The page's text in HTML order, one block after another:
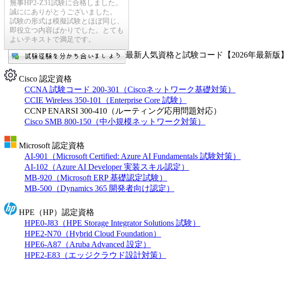
無事HP2-Z31試験に合格しました。
誠ににありがとうございました。
試験の形式は模擬試験とほぼ同じ、
即役立つ内容ばかりでした。とても
よいテキストで満足です。
最新人気資格と試験コード【2026年最新版】
Cisco 認定資格
CCNA 試験コード 200-301（Ciscoネットワーク基礎対策）
CCIE Wireless 350-101（Enterprise Core 試験）
CCNP ENARSI 300-410（ルーティング応用問題対応）
Cisco SMB 800-150（中小規模ネットワーク対策）
Microsoft 認定資格
AI-901（Microsoft Certified: Azure AI Fundamentals 試験対策）
AI-102（Azure AI Developer 実装スキル認定）
MB-920（Microsoft ERP 基礎認定試験）
MB-500（Dynamics 365 開発者向け認定）
HPE（HP）認定資格
HPE0-J83（HPE Storage Integrator Solutions 試験）
HPE2-N70（Hybrid Cloud Foundation）
HPE6-A87（Aruba Advanced 設定）
HPE2-E83（エッジクラウド設計対策）